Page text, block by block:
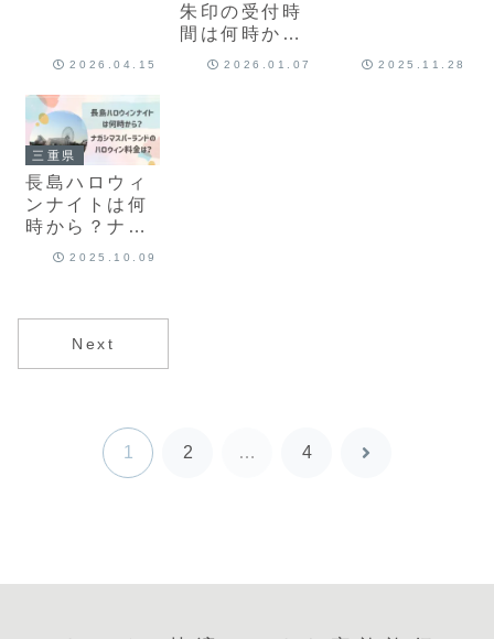
2026.04.15
朱印の受付時
間は何時から
何時まで？ど
2026.01.07
人気宿2025.11.28
三重県
長島ハロウィ
ンナイトは何
時から？ナガ
シマスパーラ
2025.10.09
Next
1 2 … 4
次